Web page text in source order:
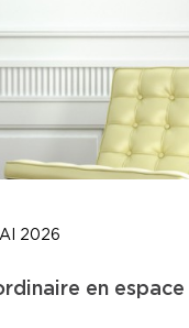
2026
en espace